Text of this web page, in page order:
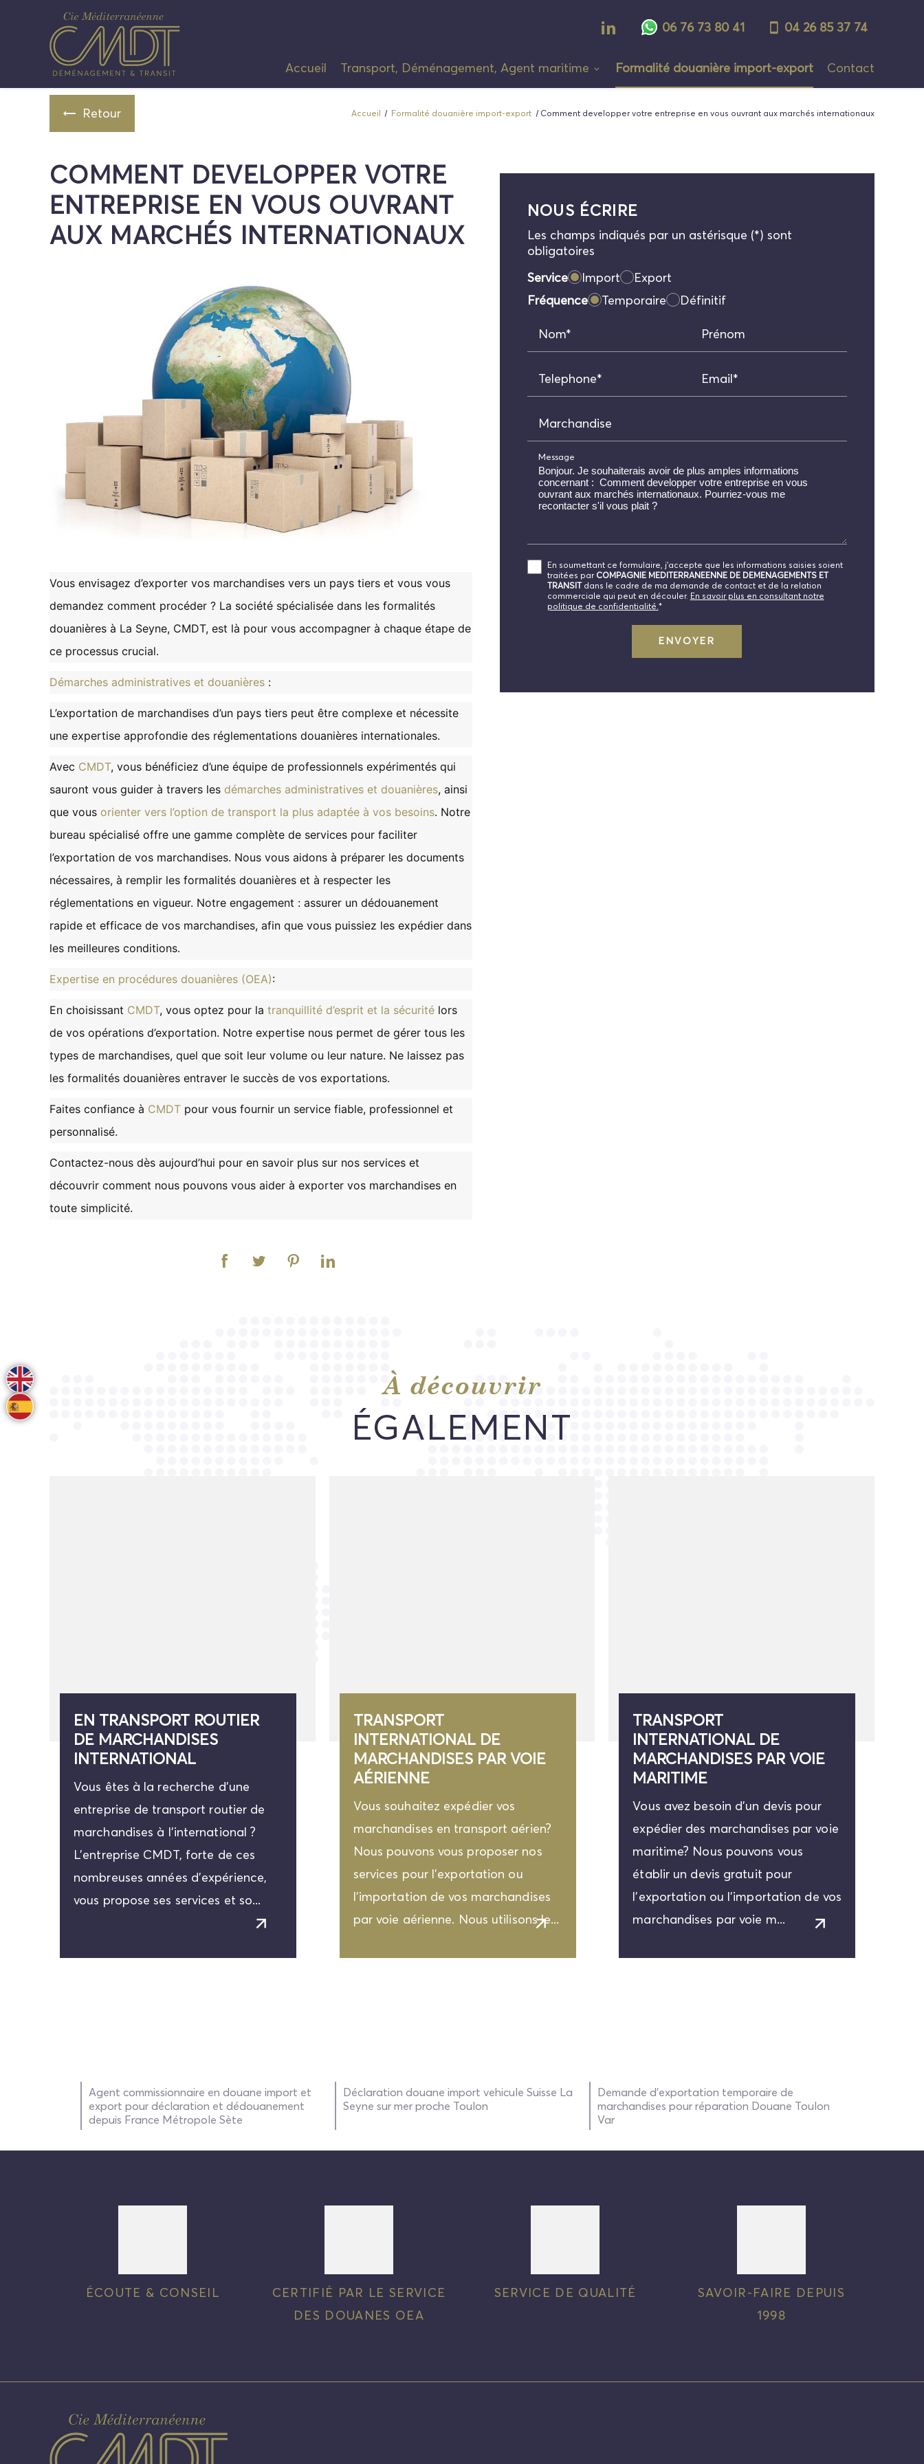
06 76 73 80 41 04 26 85 37 74
Accueil Transport, Déménagement, Agent maritime Formalité douanière import-export Contact
Accueil Formalité douanière import-export Comment developper votre entreprise en vous ouvrant aux marchés internationaux
Retour
COMMENT DEVELOPPER VOTRE
ENTREPRISE EN VOUS OUVRANT
AUX MARCHÉS INTERNATIONAUX
Vous envisagez d’exporter vos marchandises vers un pays tiers et vous vous
demandez comment procéder ? La société spécialisée dans les formalités
douanières à La Seyne, CMDT, est là pour vous accompagner à chaque étape de
ce processus crucial.
Démarches administratives et douanières :
L’exportation de marchandises d’un pays tiers peut être complexe et nécessite
une expertise approfondie des réglementations douanières internationales.
Avec CMDT, vous bénéficiez d’une équipe de professionnels expérimentés qui
sauront vous guider à travers les démarches administratives et douanières, ainsi
que vous orienter vers l’option de transport la plus adaptée à vos besoins. Notre
bureau spécialisé offre une gamme complète de services pour faciliter
l’exportation de vos marchandises. Nous vous aidons à préparer les documents
nécessaires, à remplir les formalités douanières et à respecter les
réglementations en vigueur. Notre engagement : assurer un dédouanement
rapide et efficace de vos marchandises, afin que vous puissiez les expédier dans
les meilleures conditions.
Expertise en procédures douanières (OEA):
En choisissant CMDT, vous optez pour la tranquillité d’esprit et la sécurité lors
de vos opérations d’exportation. Notre expertise nous permet de gérer tous les
types de marchandises, quel que soit leur volume ou leur nature. Ne laissez pas
les formalités douanières entraver le succès de vos exportations.
Faites confiance à CMDT pour vous fournir un service fiable, professionnel et
personnalisé.
Contactez-nous dès aujourd’hui pour en savoir plus sur nos services et
découvrir comment nous pouvons vous aider à exporter vos marchandises en
toute simplicité.
NOUS ÉCRIRE
Les champs indiqués par un astérisque (*) sont
obligatoires
Service
Import
Export
Fréquence
Temporaire Définitif
Nom* Prénom
Telephone* Email*
Marchandise
Message
En soumettant ce formulaire, j'accepte que les informations saisies soient
traitées par COMPAGNIE MEDITERRANEENNE DE DEMENAGEMENTS ET
TRANSITdans le cadre de ma demande de contact et de la relation
commerciale qui peut en découler. En savoir plus en consultant notre
politique de confidentialité. *
À découvrir
ÉGALEMENT
EN TRANSPORT ROUTIER
DE MARCHANDISES
INTERNATIONAL
Vous êtes à la recherche d'une
entreprise de transport routier de
marchandises à l'international ?
L'entreprise CMDT, forte de ces
nombreuses années d'expérience,
vous propose ses services et so...
TRANSPORT
INTERNATIONAL DE
MARCHANDISES PAR VOIE
AÉRIENNE
Vous souhaitez expédier vos
marchandises en transport aérien?
Nous pouvons vous proposer nos
services pour l'exportation ou
l'importation de vos marchandises
par voie aérienne. Nous utilisons le...
TRANSPORT
INTERNATIONAL DE
MARCHANDISES PAR VOIE
MARITIME
Vous avez besoin d'un devis pour
expédier des marchandises par voie
maritime? Nous pouvons vous
établir un devis gratuit pour
l'exportation ou l'importation de vos
marchandises par voie m...
Agent commissionnaire en douane import et
export pour déclaration et dédouanement
depuis France Métropole Sète
Déclaration douane import vehicule Suisse La
Seyne sur mer proche Toulon
Demande d'exportation temporaire de
marchandises pour réparation Douane Toulon
Var
ÉCOUTE & CONSEIL
CERTIFIÉ PAR LE SERVICE
DES DOUANES OEA
SERVICE DE QUALITÉ
SAVOIR-FAIRE DEPUIS
1998